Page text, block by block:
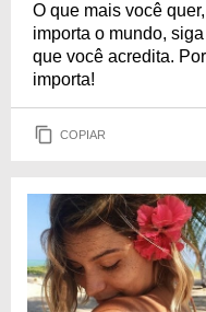
O que mais você
importa o mundo,
que você acredita.
importa!
COPIAR